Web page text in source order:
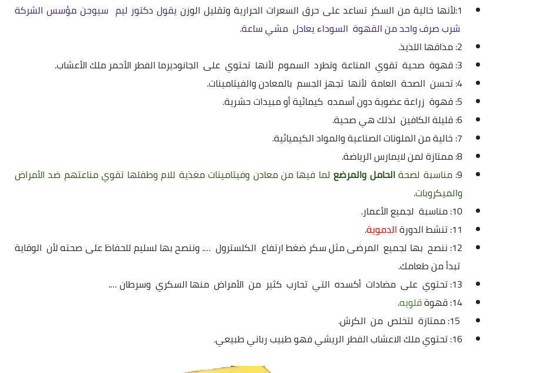
1:لأنها خالية من السكر تساعد على حرق السعرات الحرارية وتقليل الوزن
يقول دكتور ليم سيوجن مؤسس الشركة
شرب صرف واحد من القهوة السوداء يعادل مشي ساعة.
2: مذاقها اللذيذ.
3: قهوة صحية تقوي المناعة وتطرد السموم لأنها تحتوي على الجانوديرما الفطر الأحمر ملك الأعشاب.
4: تحسن الصحة العامة لأنها تجهز الجسم بالمعادن والفيتامينات.
5: قهوة زراعة عضوية دون أسمده كيمائية أو مبيدات حشرية.
6: قليلة الكافين لذلك هي صحية.
7: خالية من الملونات الصناعية والمواد الكيميائية.
8: ممتازة لمن لايمارس الرياضة.
9: مناسبة لصحةالحامل والمرضعلما فيها من معادن وفيتامينات مغذية للام وطفلها تقوي مناعتهم ضد الأمراض
والميكروبات.
10: مناسبة لجميع الأعمار.
11: تنشط الدورة
الدموية.
12: ننصح بها لجميع المرضى مثل سكر ضغط ارتفاع الكلسترول …. وننصح بها لسليم للحفاظ على صحته لأن الوقاية
تبدأ من طعامك.
13: تحتوي على مضادات أكسده التي تحارب كثير من الأمراض منها السكري وسرطان ….
14: قهوة
قلويه.
16: تحتوي ملك الاعشاب الفطر الريشي فهو طبيب رباني طبيعي.